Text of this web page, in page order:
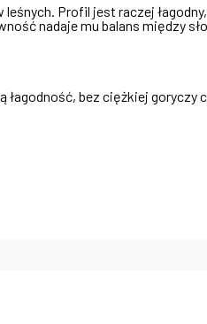
Profil jest raczej
nadaje mu balans między
bez ciężkiej goryczy